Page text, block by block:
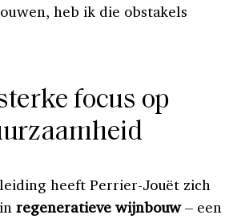
heb ik die obstakels
focus op
heeft Perrier-Jouët zich
inregeneratieve wijnbouw– een